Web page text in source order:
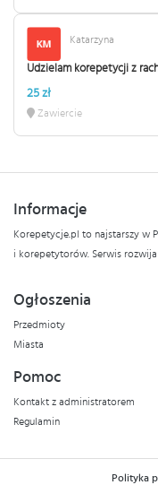
Katarzyna
Udzielam korepetycji z
25 zł
Zawiercie
Informacje
Korepetycje.pl to najstarszy w
i korepetytorów. Serwis
Ogłoszenia
Przedmioty
Miasta
Pomoc
Kontakt z administratorem
Regulamin
Polityka